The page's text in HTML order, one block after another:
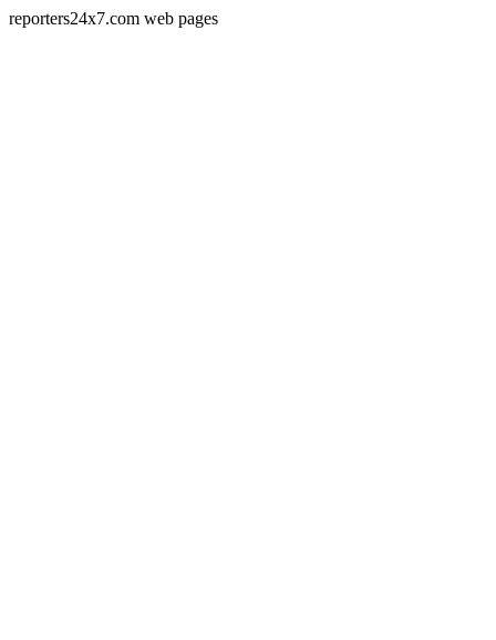
reporters24x7.com web pages